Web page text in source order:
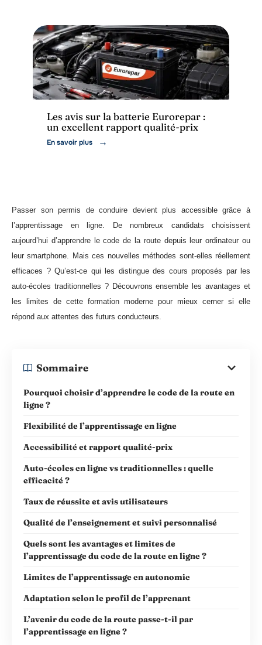
Actu
Les avis sur la batterie Eurorepar :
un excellent rapport qualité-prix
En savoir plus
Passer son permis de conduire devient plus accessible grâce à
l’apprentissage en ligne. De nombreux candidats choisissent
aujourd’hui d’apprendre le code de la route depuis leur ordinateur ou
leur smartphone. Mais ces nouvelles méthodes sont-elles réellement
efficaces ? Qu’est-ce qui les distingue des cours proposés par les
auto-écoles traditionnelles ? Découvrons ensemble les avantages et
les limites de cette formation moderne pour mieux cerner si elle
répond aux attentes des futurs conducteurs.
Sommaire
Pourquoi choisir d’apprendre le code de la route en
ligne ?
Flexibilité de l’apprentissage en ligne
Accessibilité et rapport qualité-prix
Auto-écoles en ligne vs traditionnelles : quelle
efficacité ?
Taux de réussite et avis utilisateurs
Qualité de l’enseignement et suivi personnalisé
Quels sont les avantages et limites de
l’apprentissage du code de la route en ligne ?
Limites de l’apprentissage en autonomie
Adaptation selon le profil de l’apprenant
L’avenir du code de la route passe-t-il par
l’apprentissage en ligne ?